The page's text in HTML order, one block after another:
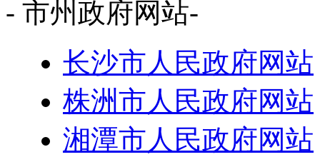
- 市州政府网站-
长沙市人民政府网站
株洲市人民政府网站
湘潭市人民政府网站